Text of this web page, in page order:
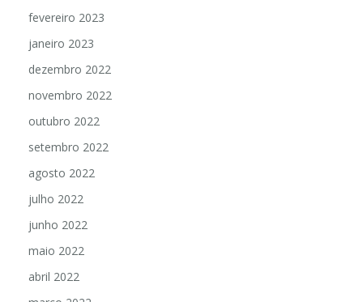
fevereiro 2023
janeiro 2023
dezembro 2022
novembro 2022
outubro 2022
setembro 2022
agosto 2022
julho 2022
junho 2022
maio 2022
abril 2022